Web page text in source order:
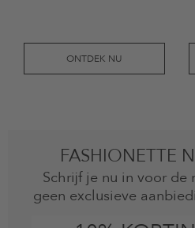
ONTDEK NU
FASHIONETTE
Schrijf je nu in voor de
geen exclusieve